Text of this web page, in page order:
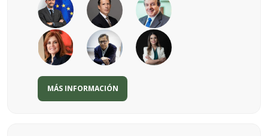
MÁS INFORMACIÓN